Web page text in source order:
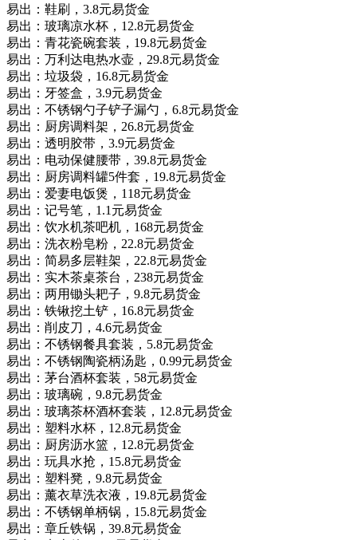
易出：鞋刷，3.8元易货金
易出：玻璃凉水杯，12.8元易货金
易出：青花瓷碗套装，19.8元易货金
易出：万利达电热水壶，29.8元易货金
易出：垃圾袋，16.8元易货金
易出：牙签盒，3.9元易货金
易出：不锈钢勺子铲子漏勺，6.8元易货金
易出：厨房调料架，26.8元易货金
易出：透明胶带，3.9元易货金
易出：电动保健腰带，39.8元易货金
易出：厨房调料罐5件套，19.8元易货金
易出：爱妻电饭煲，118元易货金
易出：记号笔，1.1元易货金
易出：饮水机茶吧机，168元易货金
易出：洗衣粉皂粉，22.8元易货金
易出：简易多层鞋架，22.8元易货金
易出：实木茶桌茶台，238元易货金
易出：两用锄头耙子，9.8元易货金
易出：铁锹挖土铲，16.8元易货金
易出：削皮刀，4.6元易货金
易出：不锈钢餐具套装，5.8元易货金
易出：不锈钢陶瓷柄汤匙，0.99元易货金
易出：茅台酒杯套装，58元易货金
易出：玻璃碗，9.8元易货金
易出：玻璃茶杯酒杯套装，12.8元易货金
易出：塑料水杯，12.8元易货金
易出：厨房沥水篮，12.8元易货金
易出：玩具水抢，15.8元易货金
易出：塑料凳，9.8元易货金
易出：薰衣草洗衣液，19.8元易货金
易出：不锈钢单柄锅，15.8元易货金
易出：章丘铁锅，39.8元易货金